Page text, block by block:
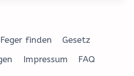
Feger finden
Gesetz
Impressum FAQ